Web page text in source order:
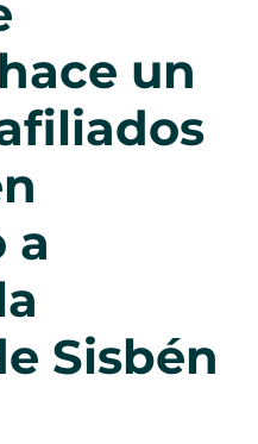
un
a
Sisbén